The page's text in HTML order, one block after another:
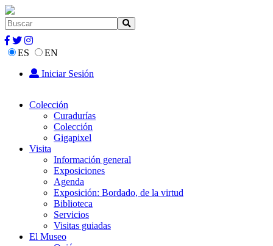
ES
EN
Iniciar Sesión
Colección
Curadurías
Colección
Gigapixel
Visita
Información general
Exposiciones
Agenda
Exposición: Bordado, de la virtud
Biblioteca
Servicios
Visitas guiadas
El Museo